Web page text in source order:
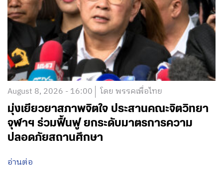
August 8, 2026 - 16:00 โดย พรรคเพื่อไทย
มุ่งเยียวยาสภาพจิตใจ ประสานคณะจิตวิทยา
จุฬาฯ ร่วมฟื้นฟู ยกระดับมาตรการความ
ปลอดภัยสถานศึกษา
อ่านต่อ